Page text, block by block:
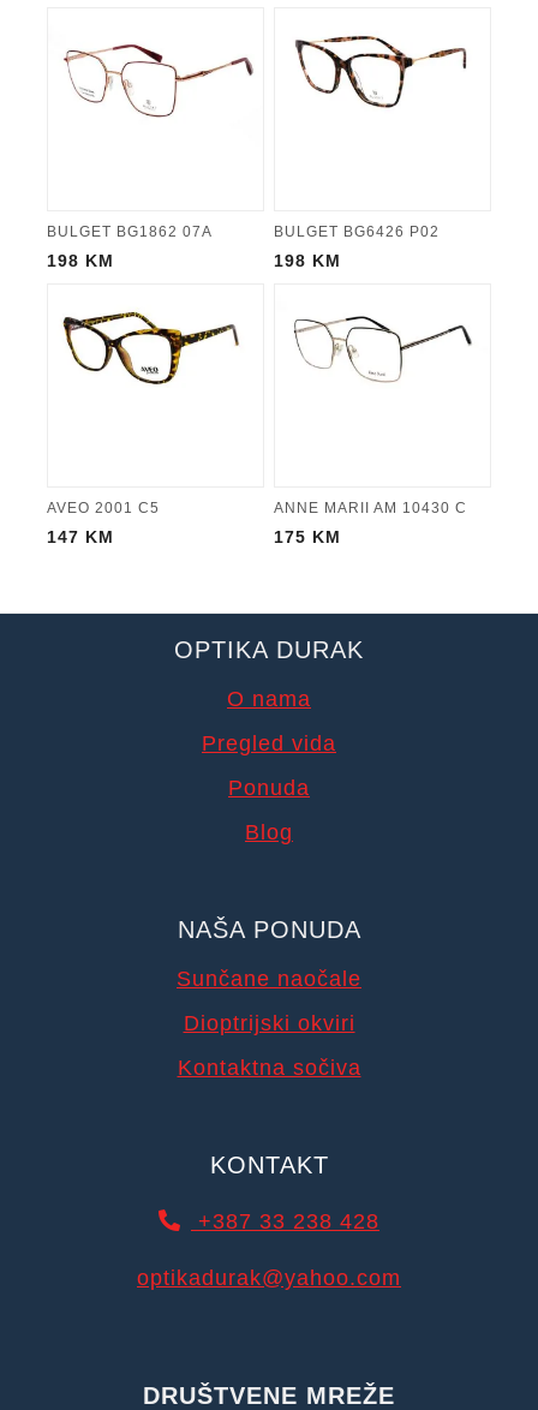
BULGET BG1862 07A
198 KM
BULGET BG6426 P02
198 KM
AVEO 2001 C5
147 KM
ANNE MARII AM 10430 C
175 KM
OPTIKA DURAK
O nama
Pregled vida
Ponuda
Blog
NAŠA PONUDA
Sunčane naočale
Dioptrijski okviri
Kontaktna sočiva
KONTAKT
+387 33 238 428
optikadurak@yahoo.com
DRUŠTVENE MREŽE